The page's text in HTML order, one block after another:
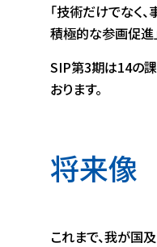
「技術だけでなく
積極的な参画促進
SIP第3期は14の
おります。
将来像
これまで、我が国